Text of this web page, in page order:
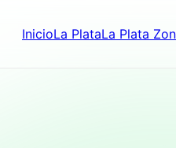
InicioLa PlataLa Plata